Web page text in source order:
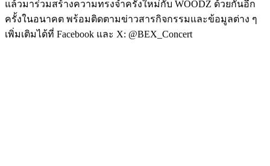
แล้วมาร่วมสร้างความทรงจำครั้งใหม่กับ WOODZ ด้วยกันอีก
ครั้งในอนาคต พร้อมติดตามข่าวสารกิจกรรมและข้อมูลต่าง ๆ
เพิ่มเติมได้ที่ Facebook และ X: @BEX_Concert